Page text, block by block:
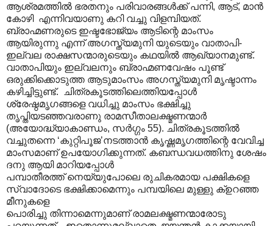
ആശ്രമത്തിൽ ഭരതനും പരിവാരങ്ങൾക്ക് പന്നി, ആട്, മാൻ
കോഴി എന്നിവയാണു കറി വച്ചു വിളമ്പിയത്.
ബ്രാഹ്മണരുടെ ഇഷ്ടഭോജ്യം ആടിന്റെ മാംസം
ആയിരുന്നു എന്ന് അഗസ്ത്യമുനി യുടെയും വാതാപി-
ഇല്വല രാക്ഷസന്മാരുടെയും കഥയിൽ ആഖ്യാനമുണ്ട്.
വാതാപിയും ഇല്വലനും ബ്രാഹ്മണവേഷം പൂണ്ട്
ഒരുക്കിക്കൊടുത്ത ആടുമാംസം അഗസ്ത്യമുനി മൃഷ്ടാന്നം
കഴിച്ചിട്ടുണ്ട്. ചിത്രകൂടത്തിലെത്തിയപ്പോൾ
ശ്രേഷ്ഠമൃഗങ്ങളെ വധിച്ചു മാംസം ഭക്ഷിച്ചു
തൃപ്തിയടഞ്ഞവരാണു രാമസീതാലക്ഷ്മണന്മാർ
(അയോദ്ധ്യാകാണ്ഡം, സർഗ്ഗം 55). ചിത്രകൂടത്തിൽ
വച്ചുതന്നെ ‘കുറ്റിപൂജ’നടത്താൻ കൃഷ്ണമൃഗത്തിന്റെ വേവിച്ച
മാംസമാണ് ഉപയോഗിക്കുന്നത്. കബന്ധവധത്തിനു ശേഷം
ദനു ആയി മാറിയപ്പോൾ
പമ്പാതീരത്ത് നെയ്യുപോലെ രുചികരമായ പക്ഷികളെ
സ്വാദോടെ ഭക്ഷിക്കാമെന്നും പമ്പയിലെ മുള്ളു ക്ഉറഞ്ഞ
മീനുകളെ
പൊരിച്ചു തിന്നാമെന്നുമാണ് രാമലക്ഷ്മണന്മാരോടു